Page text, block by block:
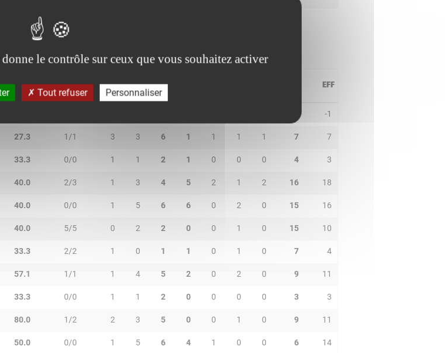
TR/TT 1R/1T RO RD RT EFF
-1
27.3 1/1 3 3 6 1 1 1 1 7 7
33.3 0/0 1 1 2 1 0 0 0 4 3
40.0 2/3 1 3 4 5 2 1 2 16 18
40.0 0/0 1 5 6 6 0 2 0 15 16
40.0 5/5 0 2 2 0 0 1 0 15 10
33.3 2/2 1 0 1 1 0 1 0 7 4
57.1 1/1 1 4 5 2 0 2 0 9 11
33.3 0/0 1 1 2 0 0 0 0 3 3
80.0 1/2 2 3 5 0 0 1 0 9 11
50.0 0/0 1 5 6 4 1 0 0 6 14
le contrôle sur ceux que vous souhaitez activer
Tout refuser Personnaliser